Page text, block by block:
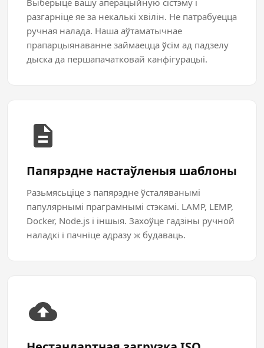
Выберыце вашу аперацыйную сістэму і
разгарніце яе за некалькі хвілін. Не патрабуецца
ручная налада. Наша аўтаматычнае
прапарцыянаванне займаецца ўсім ад падзелу
дыска да першапачатковай канфігурацыі.
Папярэдне настаўленыя шаблоны
Разьмясьціце з папярэдне ўсталяванымі
папулярнымі праграмнымі стэкамі. LAMP, LEMP,
Docker, Node.js і іншыя. Захоўце гадзіны ручной
наладкі і пачніце адразу ж будаваць.